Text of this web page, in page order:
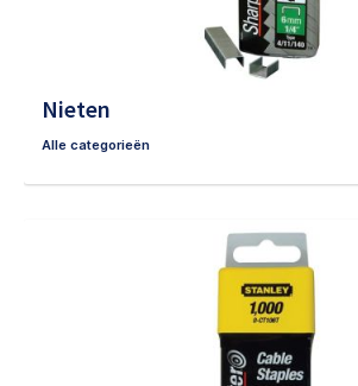
Nieten
Alle categorieën